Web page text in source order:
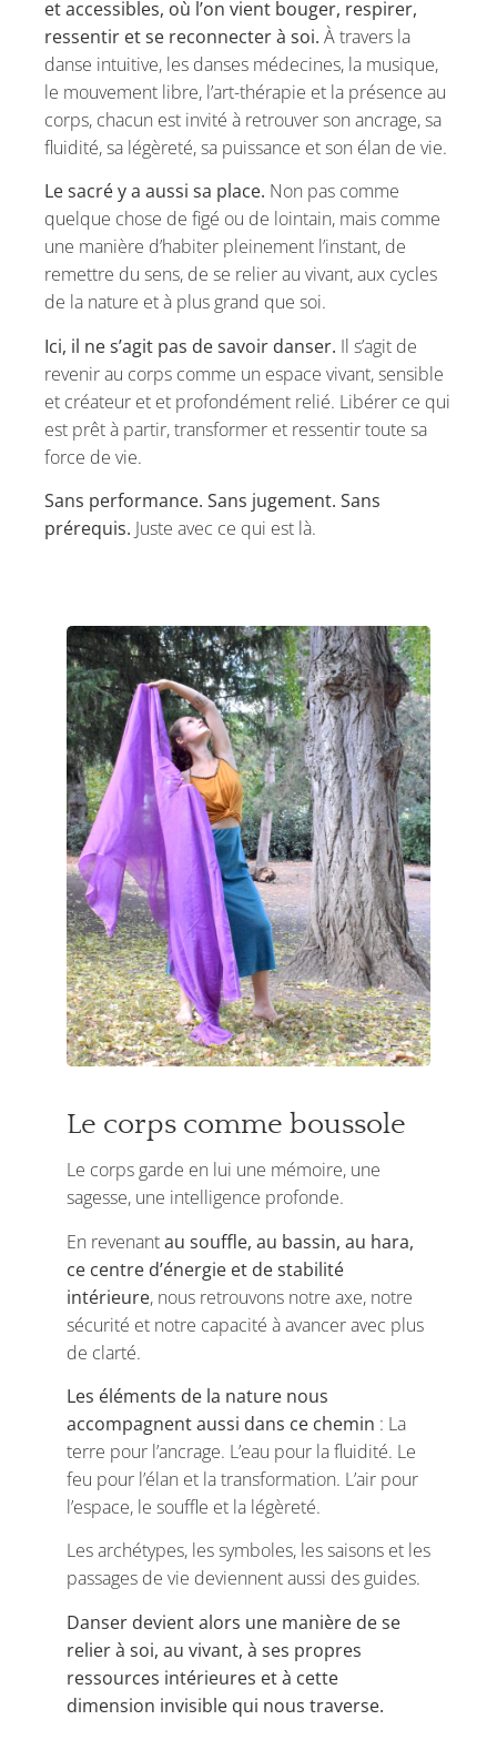
et accessibles, où l’on vient bouger, respirer,
ressentir et se reconnecter à soi. À travers la
danse intuitive, les danses médecines, la musique,
le mouvement libre, l’art-thérapie et la présence au
corps, chacun est invité à retrouver son ancrage, sa
fluidité, sa légèreté, sa puissance et son élan de vie.
Le sacré y a aussi sa place. Non pas comme
quelque chose de figé ou de lointain, mais comme
une manière d’habiter pleinement l’instant, de
remettre du sens, de se relier au vivant, aux cycles
de la nature et à plus grand que soi.
Ici, il ne s’agit pas de savoir danser. Il s’agit de
revenir au corps comme un espace vivant, sensible
et créateur et et profondément relié. Libérer ce qui
est prêt à partir, transformer et ressentir toute sa
force de vie.
Sans performance. Sans jugement. Sans
prérequis. Juste avec ce qui est là.
Le corps comme boussole
Le corps garde en lui une mémoire, une
sagesse, une intelligence profonde.
En revenantau souffle, au bassin, au hara,
ce centre d’énergie et de stabilité
intérieure, nous retrouvons notre axe, notre
sécurité et notre capacité à avancer avec plus
de clarté.
Les éléments de la nature nous
accompagnent aussi dans ce chemin : La
terre pour l’ancrage. L’eau pour la fluidité. Le
feu pour l’élan et la transformation. L’air pour
l’espace, le souffle et la légèreté.
Les archétypes, les symboles, les saisons et les
passages de vie deviennent aussi des guides.
Danser devient alors une manière de se
relier à soi, au vivant, à ses propres
ressources intérieures et à cette
dimension invisible qui nous traverse.